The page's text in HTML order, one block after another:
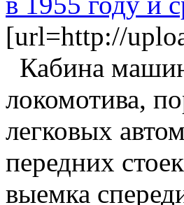
[url=http://
Кабина
локомотива,
легковых
передних
выемка